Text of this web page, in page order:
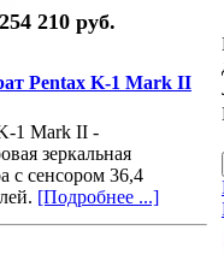
254 210 руб.
Pentax K-1 Mark II
1 Mark II -
зеркaльнaя
с сенсором 36,4
[Подробнее ...]